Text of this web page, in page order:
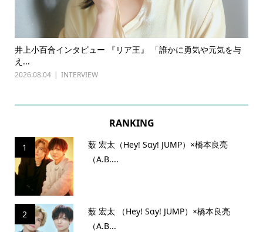
井上小百合インタビュー 『リア王』 「誰かに勇気や元気を与
え...
2026.08.04 INTERVIEW
RANKING
1
薮 宏太（Hey! Sɑy! JUMP）×橋本良亮
（A.B....
2
薮 宏太 （Hey! Sɑy! JUMP）×橋本良亮
（A.B...